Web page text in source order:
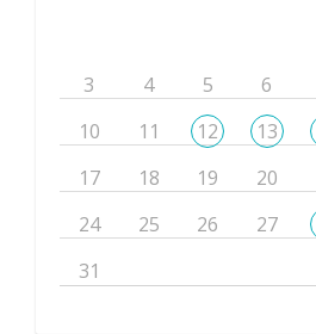
3
4 5 6
10
11 12 13
17
18 19 20
24
25 26 27
31